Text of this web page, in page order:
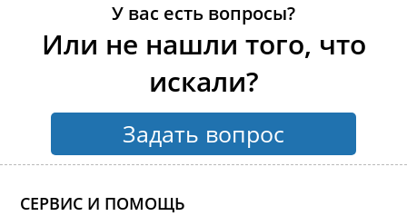
У вас есть вопросы?
Или не нашли того, что
искали?
Задать вопрос
СЕРВИС И ПОМОЩЬ